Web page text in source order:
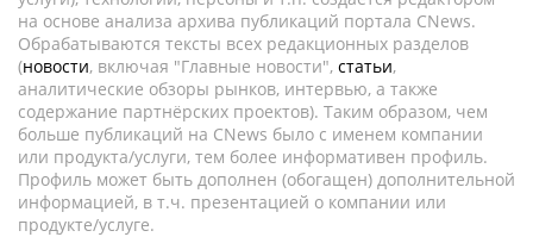
на основе анализа архива публикаций портала CNews.
Обрабатываются тексты всех редакционных разделов
(новости, включая "Главные новости", статьи,
аналитические обзоры рынков, интервью, а также
содержание партнёрских проектов). Таким образом, чем
больше публикаций на CNews было с именем компании
или продукта/услуги, тем более информативен профиль.
Профиль может быть дополнен (обогащен) дополнительной
информацией, в т.ч. презентацией о компании или
продукте/услуге.